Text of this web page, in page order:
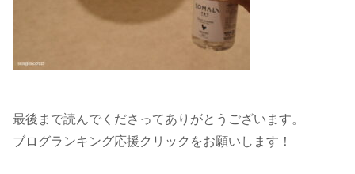
最後まで読んでくださってありがとうございます。
ブログランキング応援クリックをお願いします！